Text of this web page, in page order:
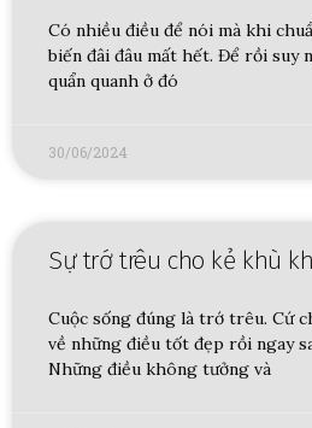
Có nhiều điều để nói mà khi
biến đâi đâu mất hết. Để rồi suy
quẩn quanh ở đó
30/06/2024
Sự trớ trêu cho kẻ khù
Cuộc sống đúng là trớ trêu. Cứ
về những điều tốt đẹp rồi ngay
Những điều không tưởng và